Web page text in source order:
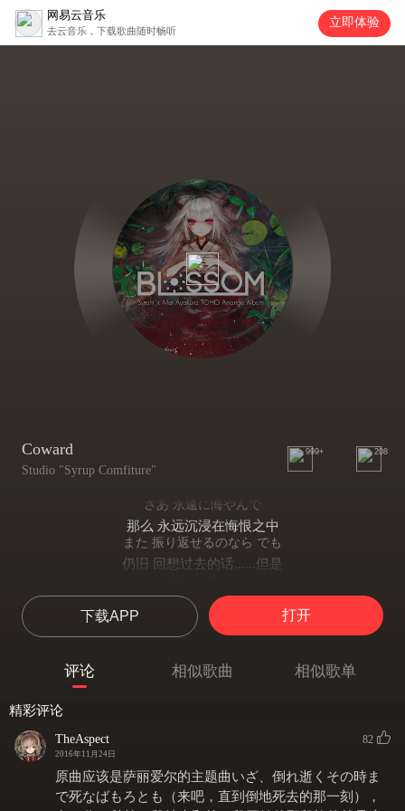
网易云音乐
去云音乐，下载歌曲随时畅听
立即体验
Coward
Studio "Syrup Comfiture"
999+ 208
さあ 永遠に悔やんで
那么 永远沉浸在悔恨之中
また 振り返せるのなら でも
仍旧 回想过去的话......但是
之后什么都同过往一样...
ほら ないことは気付いて
看吧 什么都不会注意到...
不断堆积直至崩坏
前にしか進めないの
只有前行
下载APP 打开
评论 相似歌曲 相似歌单
精彩评论
TheAspect
2016年11月24日
82
原曲应该是萨丽爱尔的主题曲いざ、倒れ逝くその時ま
で死なばもろとも（来吧，直到倒地死去的那一刻），